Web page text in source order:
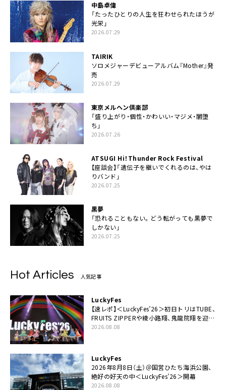
中島卓偉
「たったひとりの人生を狂わせられたほうが
光栄」
2026.07.29
TAIRIK
ソロメジャーデビューアルバム『Mother』発
売
2026.07.29
東京メルヘン倶楽部
「盛り上がり・個性・かわいい・マジメ・闇堕
ち」
2026.07.26
ATSUGI Hi！Thunder Rock Festival
【座談会】「遺伝子を継いでくれるのは、やは
りバンド」
2026.07.25
黒夢
「恐れることもない。どう転がっても黒夢で
しかない」
2026.07.25
Hot Articles 人気記事
LuckyFes
【速レポ】＜LuckyFes’26＞初日トリはTUBE、
FRUITS ZIPPERや綾小路翔、鬼龍院翔を迎え
た豪華コラボも「知ってたらぜひ一緒に歌っ
2026.08.08
LuckyFes
2026年8月8日（土）＠国営ひたち海浜公園、
絶好の好天の中＜LuckyFes’26＞開幕
2026.08.08